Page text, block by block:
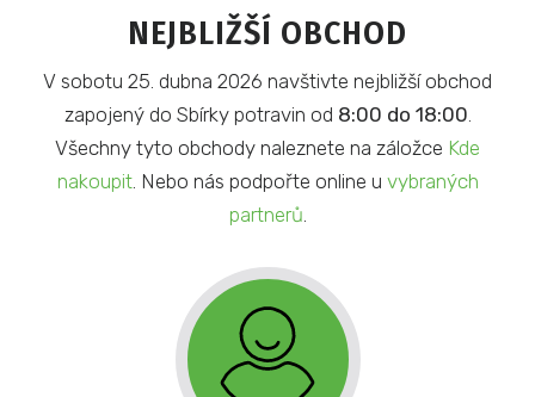
NEJBLIŽŠÍ OBCHOD
V sobotu 25. dubna 2026 navštivte nejbližší obchod
zapojený do Sbírky potravin od 8:00 do 18:00
Všechny tyto obchody naleznete na záložce Kde
nakoupit. Nebo nás podpořte online u vybraných
partnerů